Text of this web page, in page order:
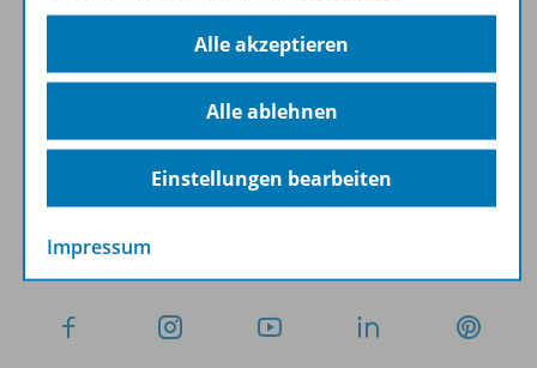
Zum Newsletter anmelden
Alle akzeptieren
Alle ablehnen
Einstellungen bearbeiten
Impressum